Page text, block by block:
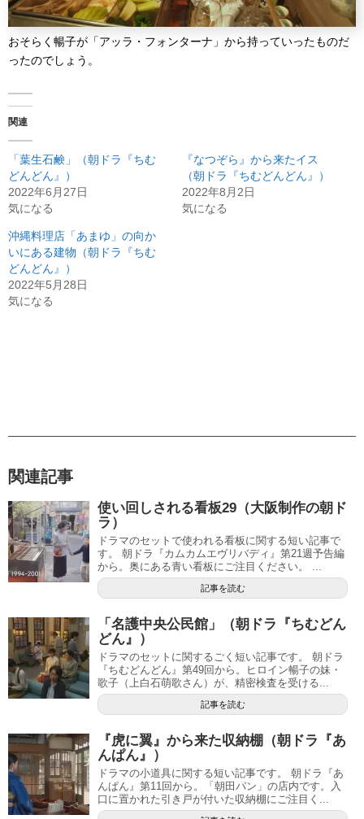
おそらく暢子が「アッラ・フォンターナ」から持っていったものだ
ったのでしょう。
関連
「葉生石鹸」（朝ドラ『ちむ
どんどん』）
2022年6月27日
気になる
『なつぞら』から来たイス
（朝ドラ『ちむどんどん』）
2022年8月2日
気になる
沖縄料理店「あまゆ」の向か
いにある建物（朝ドラ『ちむ
どんどん』）
2022年5月28日
気になる
関連記事
使い回しされる看板29（大阪制作の朝ド
ラ）
ドラマのセットで使われる看板に関する短い記事で
す。 朝ドラ『カムカムエヴリバディ』第21週予告編
から。奥にある青い看板にご注目ください。 ...
記事を読む
「名護中央公民館」（朝ドラ『ちむどん
どん』）
ドラマのセットに関するごく短い記事です。 朝ドラ
『ちむどんどん』第49回から。ヒロイン暢子の妹・
歌子（上白石萌歌さん）が、精密検査を受ける...
記事を読む
『虎に翼』から来た収納棚（朝ドラ『あ
んぱん』）
ドラマの小道具に関する短い記事です。 朝ドラ『あ
んぱん』第11回から。「朝田パン」の店内です。入
口に置かれた引き戸が付いた収納棚にご注目く...